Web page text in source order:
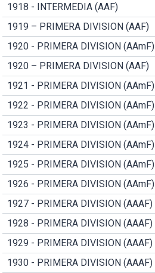
1918 - INTERMEDIA (AAF)
1919 – PRIMERA DIVISION (AAF)
1920 - PRIMERA DIVISION (AAmF)
1920 – PRIMERA DIVISION (AAF)
1921 - PRIMERA DIVISION (AAmF)
1922 - PRIMERA DIVISION (AAmF)
1923 - PRIMERA DIVISION (AAmF)
1924 - PRIMERA DIVISION (AAmF)
1925 - PRIMERA DIVISION (AAmF)
1926 - PRIMERA DIVISION (AAmF)
1927 - PRIMERA DIVISION (AAAF)
1928 - PRIMERA DIVISION (AAAF)
1929 - PRIMERA DIVISION (AAAF)
1930 - PRIMERA DIVISION (AAAF)